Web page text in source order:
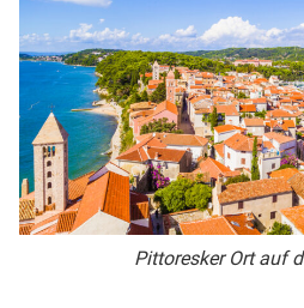
Pittoresker Ort auf